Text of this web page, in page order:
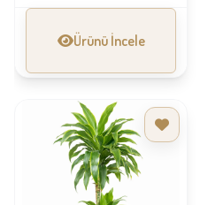
Ürünü İncele